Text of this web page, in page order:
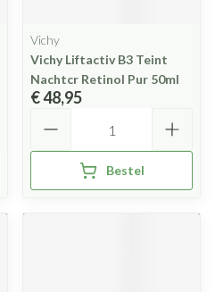
Vichy
Vichy Liftactiv B3 Teint
Nachtcr Retinol Pur 50ml
€ 48,95
Bestel